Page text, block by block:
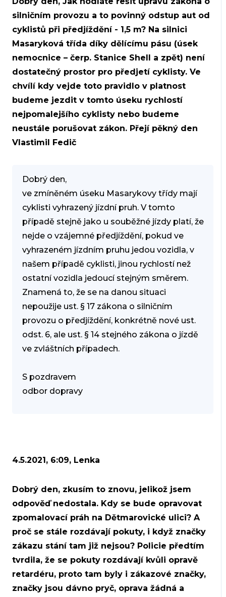
silničním provozu a to povinný odstup aut od
cyklistů při předjíždění - 1,5 m? Na silnici
Masaryková třída díky dělícímu pásu (úsek
nemocnice – čerp. Stanice Shell a zpět) není
dostatečný prostor pro předjetí cyklisty. Ve
chvílí kdy vejde toto pravidlo v platnost
budeme jezdit v tomto úseku rychlostí
nejpomalejšího cyklisty nebo budeme
neustále porušovat zákon. Přejí pěkný den
Vlastimil Fedič
Dobrý den,
ve zmíněném úseku Masarykovy třídy mají
cyklisti vyhrazený jízdní pruh. V tomto
případě stejně jako u souběžné jízdy platí, že
nejde o vzájemné předjíždění, pokud ve
vyhrazeném jízdním pruhu jedou vozidla, v
našem případě cyklisti, jinou rychlostí než
ostatní vozidla jedoucí stejným směrem.
Znamená to, že se na danou situaci
nepoužije ust. § 17 zákona o silničním
provozu o předjíždění, konkrétně nové ust.
odst. 6, ale ust. § 14 stejného zákona o jízdě
ve zvláštních případech.
S pozdravem
odbor dopravy
4.5.2021, 6:09, Lenka
Dobrý den, zkusím to znovu, jelikož jsem
odpověď nedostala. Kdy se bude opravovat
zpomalovací práh na Dětmarovické ulici? A
proč se stále rozdávají pokuty, i když značky
zákazu stání tam již nejsou? Policie předtím
tvrdila, že se pokuty rozdávají kvůli opravě
retardéru, proto tam byly i zákazové značky,
značky jsou dávno pryč, oprava žádná a